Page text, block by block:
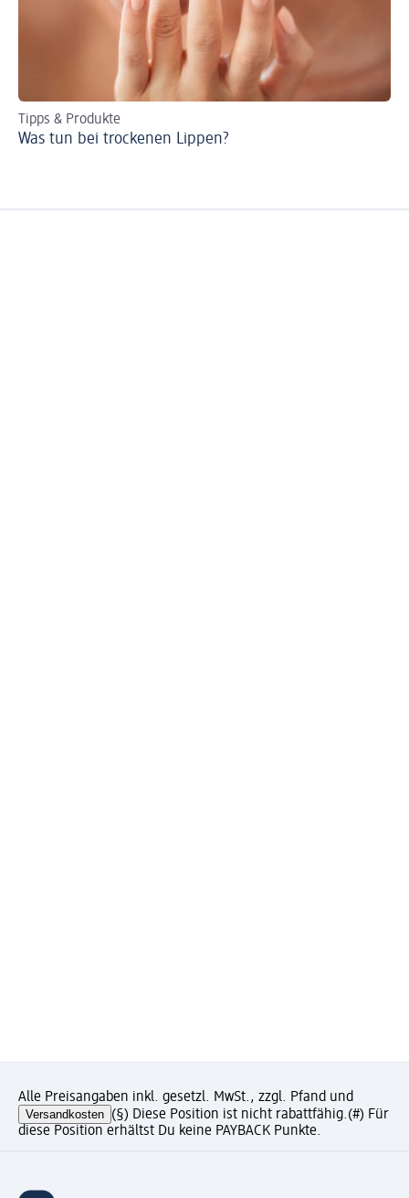
Tipps & Produkte
Was tun bei trockenen Lippen?
Alle Preisangaben inkl. gesetzl. MwSt., zzgl. Pfand und
Versandkosten (§) Diese Position ist nicht rabattfähig.(#) Für
diese Position erhältst Du keine PAYBACK Punkte.